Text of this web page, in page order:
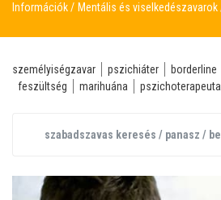
Információk Mentális és viselkedészavarok
személyiségzavar pszichiáter borderline
feszültség
marihuána pszichoterapeuta